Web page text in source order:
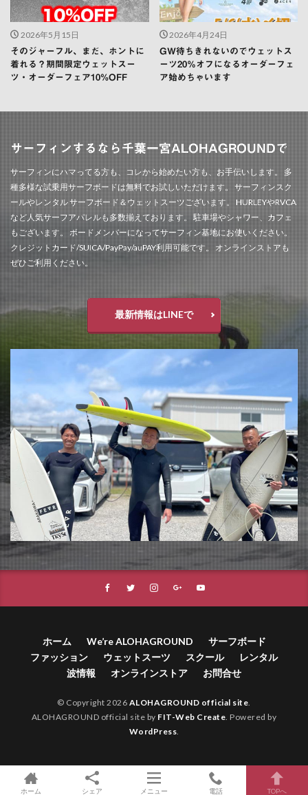
2026年5月15日
そのジャーフル、まだ、ホントに
着れる？期間限定ウェットスー
ツ・オーダーフェア10%OFF
2026年4月24日
GW待ちきれないのでウェットス
ーツ20％オフになるオーダーフェ
ア始めちゃいます
サーフィンするなら千葉一宮ALOHAGROUNDで
サーフィンにハマってる方も、コレから始めたい方も、お手伝いします。 多
種多様な試乗用サーフボードは無料でお試しいただけます。 サーフィンスク
ールやレンタル サーフボード＆ウェットスーツございます。 HURLEYやRVCA
など人気サーフアパレルも多数揃えております。 駐車場やシャワー、カフェ
もございます。 ボードメンバーになってサーフィン基地にお使いください。
クレジットカード/SUICA/PayPay/auPAY利用可能です。 オンラインストアも
ぜひご利用ください。
最新情報はLINEで
ホーム We’re ALOHAGROUND
サーフボード
ファッション
ウェットスーツ スクール
レンタル
波情報
オンラインストア お問合せ
© Copyright 2026 ALOHAGROUND official site
ALOHAGROUND official site by FIT-Web Create . Powered by
WordPress
ホーム シェア メニュー 電話 TOPへ